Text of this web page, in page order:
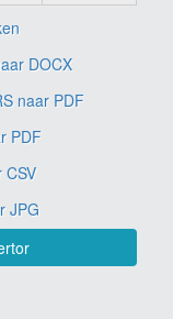
DOCX
naar PDF
PDF
CSV
JPG